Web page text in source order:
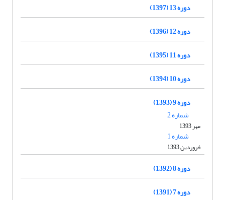
دوره 13 (1397)
دوره 12 (1396)
دوره 11 (1395)
دوره 10 (1394)
دوره 9 (1393)
شماره 2
مهر 1393
شماره 1
فروردین 1393
دوره 8 (1392)
دوره 7 (1391)